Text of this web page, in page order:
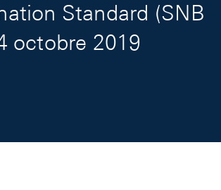
Standard (SNB
octobre 2019